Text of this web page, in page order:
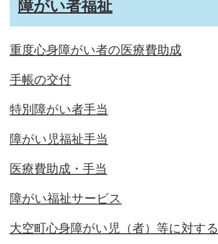
障がい者福祉
重度心身障がい者の医療費助成
手帳の交付
特別障がい者手当
障がい児福祉手当
医療費助成・手当
障がい福祉サービス
大空町心身障がい児（者）等に対す